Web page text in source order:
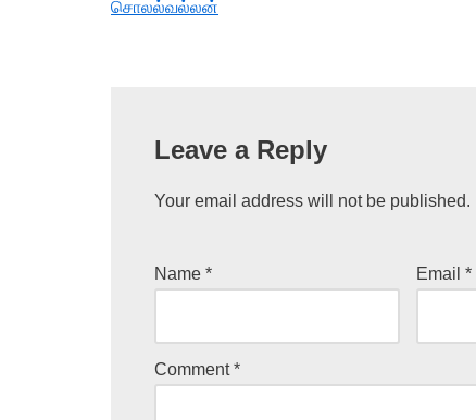
சொலல்வல்லன்
Leave a Reply
Your email address will not be published.
Name * Email*
Comment*